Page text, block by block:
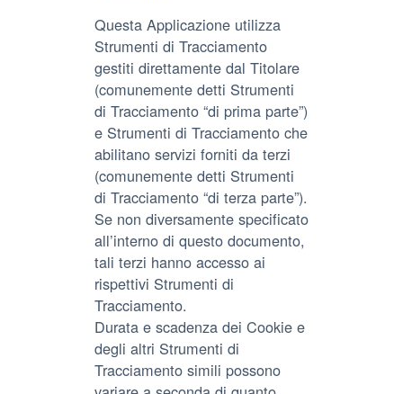
Questa Applicazione utilizza
Strumenti di Tracciamento
gestiti direttamente dal Titolare
(comunemente detti Strumenti
di Tracciamento “di prima parte”)
e Strumenti di Tracciamento che
abilitano servizi forniti da terzi
(comunemente detti Strumenti
di Tracciamento “di terza parte”).
Se non diversamente specificato
all’interno di questo documento,
tali terzi hanno accesso ai
rispettivi Strumenti di
Tracciamento.
Durata e scadenza dei Cookie e
degli altri Strumenti di
Tracciamento simili possono